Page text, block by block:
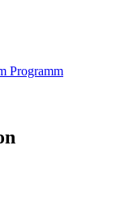
Programm